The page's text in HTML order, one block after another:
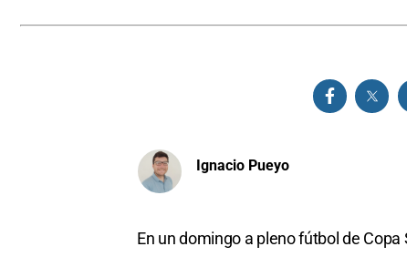
Ignacio Pueyo
En un domingo a pleno fútbol de